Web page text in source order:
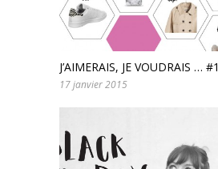
J’AIMERAIS, JE VOUDRAIS … #1
17 janvier 2015